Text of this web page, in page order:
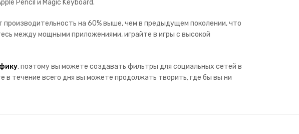
Pencil и Magic Keyboard.
на 60% выше, чем в предыдущем поколении, что
между мощными приложениями, играйте в игры с высокой
, поэтому вы можете создавать фильтры для социальных сетей в
в течение всего дня вы можете продолжать творить, где бы вы ни